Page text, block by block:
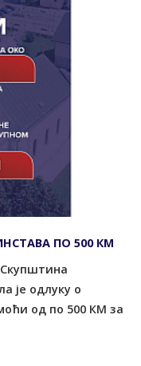
ПО 500 КМ
је одлуку о
од по 500 КМ за